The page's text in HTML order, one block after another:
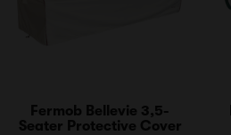
Fermob Bellevie 3,5-
Seater Protective Cover